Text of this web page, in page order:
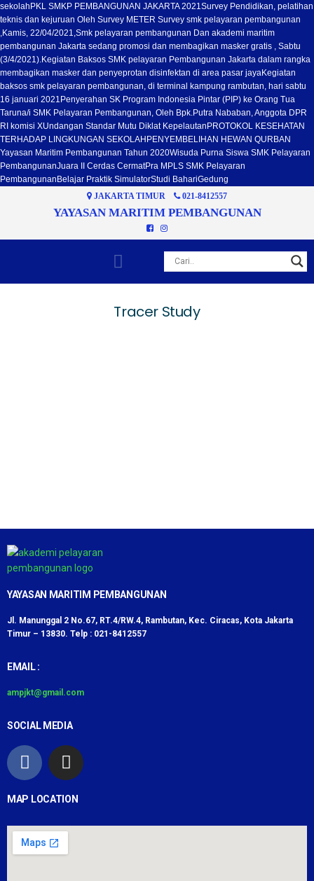
sekolah PKL SMKP PEMBANGUNAN JAKARTA 2021Survey Pendidikan, pelatihan
teknis dan kejuruan Oleh Survey METER Survey smk pelayaran pembangunan
,Kamis, 22/04/2021,Smk pelayaran pembangunan Dan akademi maritim
pembangunan Jakarta sedang promosi dan membagikan masker gratis , Sabtu
(3/4/2021).Kegiatan Baksos SMK pelayaran Pembangunan Jakarta dalam rangka
membagikan masker dan penyeprotan disinfektan di area pasar jayaKegiatan
baksos smk pelayaran pembangunan, di terminal kampung rambutan, hari sabtu
16 januari 2021 Penyerahan SK Program Indonesia Pintar (PIP) ke Orang Tua
Taruna/i SMK Pelayaran Pembangunan, Oleh Bpk.Putra Nababan, Anggota DPR
RI komisi XUndangan Standar Mutu Diklat Kepelautan PROTOKOL KESEHATAN
TERHADAP LINGKUNGAN SEKOLAH PENYEMBELIHAN HEWAN QURBAN
Yayasan Maritim Pembangunan Tahun 2020Wisuda Purna Siswa SMK Pelayaran
PembangunanJuara II Cerdas CermatPra MPLS SMK Pelayaran
Pembangunan Belajar Praktik SimulatorStudi BahariGedung
JAKARTA TIMUR
021-8412557
YAYASAN MARITIM PEMBANGUNAN
Tracer Study
YAYASAN MARITIM PEMBANGUNAN
Jl. Manunggal 2 No.67, RT.4/RW.4, Rambutan, Kec. Ciracas, Kota Jakarta
Timur – 13830. Telp : 021-8412557
EMAIL :
ampjkt@gmail.com
SOCIAL MEDIA
MAP LOCATION